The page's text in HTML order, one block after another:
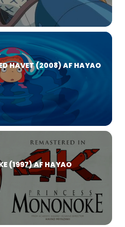
HAVET (2008) AF HAYAO
(1997) AF HAYAO